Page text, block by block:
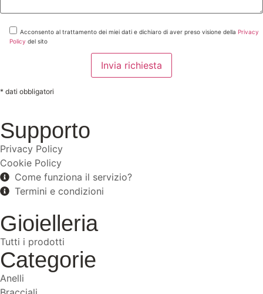
Acconsento al trattamento dei miei dati e dichiaro di aver preso visione della Privacy
Policy del sito
* dati obbligatori
Supporto
Privacy Policy
Cookie Policy
Come funziona il servizio?
Termini e condizioni
Gioielleria
Tutti i prodotti
Categorie
Anelli